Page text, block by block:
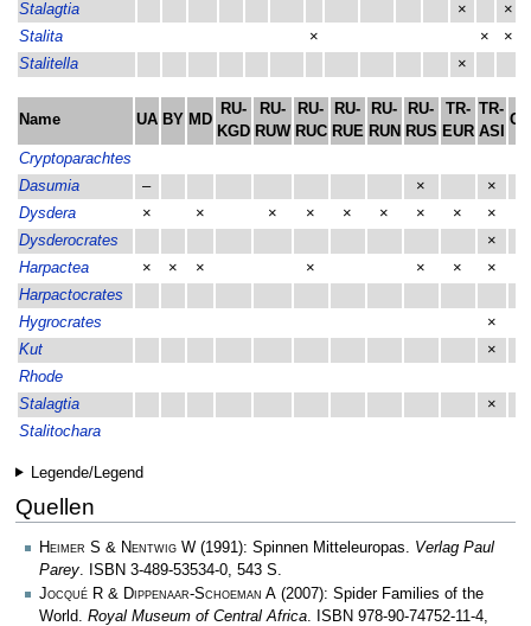
Stalagtia
× ×
Stalita
× ×
×
Stalitella
×
Name UA BY MD
RU-
KGD
RU-
RUW
RU-
RUC
RU-
RUE
RU-
RUN
RU-
RUS
TR-
EUR
TR-
ASI
CY
Cryptoparachtes
Dasumia
– ×
×
Dysdera
× × × × × × × × ×
Dysderocrates
×
Harpactea
× × × × × × ×
Harpactocrates
Hygrocrates
×
Kut
×
Rhode
Stalagtia
×
Stalitochara
Legende/Legend
Quellen
Heimer S & Nentwig W (1991): Spinnen Mitteleuropas. Verlag Paul
Parey . ISBN 3-489-53534-0, 543 S.
Jocqué R & Dippenaar-Schoeman A (2007): Spider Families of the
World. Royal Museum of Central Africa. ISBN 978-90-74752-11-4,